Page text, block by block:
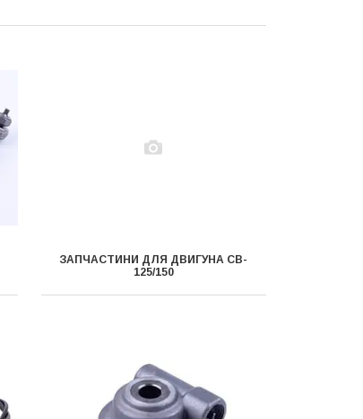
ЗАПЧАСТИНИ ДЛЯ ДВИГУНА CB-
125/150